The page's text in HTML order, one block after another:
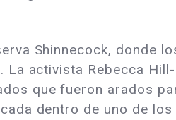
Shinnecock, donde
activista Rebecca Hill-
que fueron arados
dentro de uno de